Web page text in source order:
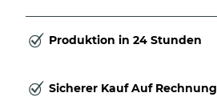
Produktion in 24 Stunden
Sicherer Kauf Auf Rechnung